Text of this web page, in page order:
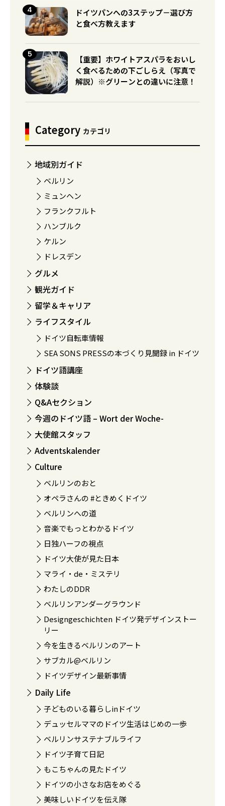
ドイツパンへの3ステップ－選び方
と食べ方教えます
【重要】ホワイトアスパラをおいし
く食べるための下ごしらえ（写真で
解説）※グリーンとの違いに注意！
Category カテゴリ
地域別ガイド
ベルリン
ミュンヘン
フランクフルト
ハンブルク
ケルン
ドレスデン
グルメ
観光ガイド
留学＆キャリア
ライフスタイル
ドイツ自転車情報
SEA SONS PRESSの本づくり見聞録 in ドイツ
ドイツ語講座
体験談
Q&Aセクション
今週のドイツ語 – Wort der Woche-
大使館スタッフ
Adventskalender
Culture
ベルリンのおと
オペラさんの #ときめくドイツ
ベルリンへの道
音楽でもっとわかるドイツ
日独ハーフの視点
ドイツ大使が見た日本
マライ・de・ミステリ
わたしのDDR
ベルリンアンダーグラウンド
Designgeschichten ドイツ発デザインストー
リー
今を生きるベルリンのアート
サブカル@ベルリン
ドイツデザイン最新事情
Daily Life
子どものいる暮らしinドイツ
デュッセルママのドイツ生活はじめの一歩
ベルリンサステナブルライフ
ドイツ子育て日記
もこちゃんの見たドイツ
ドイツの小さなお店をめぐる
美味しいドイツを伝え隊